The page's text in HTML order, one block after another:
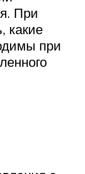
При
какие
при